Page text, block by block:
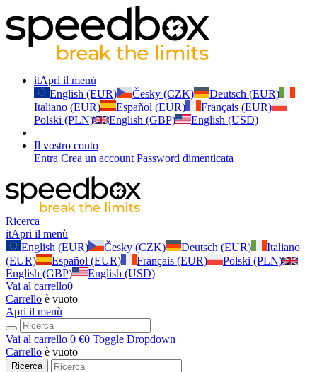
itApri il menù
English (EUR)
Česky (CZK)
Deutsch (EUR)
Italiano (EUR)
Español (EUR)
Français (EUR)
Polski (PLN)
English (GBP) English (USD)
Il vostro conto
Entra Crea un account Password dimenticata
Ricerca
itApri il menù
English (EUR)
Česky (CZK) Deutsch (EUR)
Italiano
(EUR)
Español (EUR) Français (EUR)
Polski (PLN)
English (GBP)
English (USD)
Vai al carrello0
Carrello è vuoto
Apri il menù
Vai al carrello 0 €0 Toggle Dropdown
Carrello è vuoto
Ricerca